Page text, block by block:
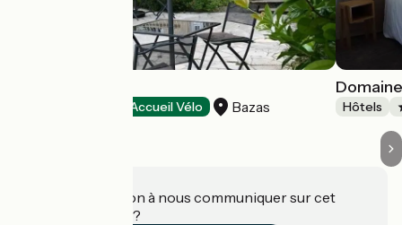
Accueil Vélo Bazas Hôtels
Une information à nous communiquer sur cet
établissement ?